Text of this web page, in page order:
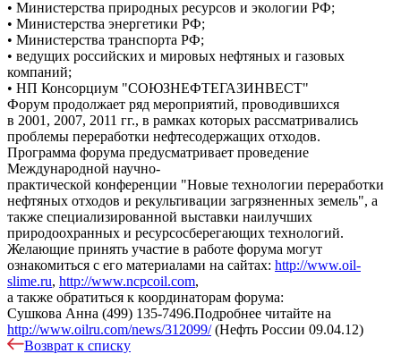
• Министерства природных ресурсов и экологии РФ;
• Министерства энергетики РФ;
• Министерства транспорта РФ;
• ведущих российских и мировых нефтяных и газовых
компаний;
• НП Консорциум "СОЮЗНЕФТЕГАЗИНВЕСТ"
Форум продолжает ряд мероприятий, проводившихся
в 2001, 2007, 2011 гг., в рамках которых рассматривались
проблемы переработки нефтесодержащих отходов.
Программа форума предусматривает проведение
Международной научно-
практической конференции "Новые технологии переработки
нефтяных отходов и рекультивации загрязненных земель", а
также специализированной выставки наилучших
природоохранных и ресурсосберегающих технологий.
Желающие принять участие в работе форума могут
ознакомиться с его материалами на сайтах: http://www.oil-
slime.ru, http://www.ncpcoil.com,
а также обратиться к координаторам форума:
Сушкова Анна (499) 135-7496.Подробнее читайте на
http://www.oilru.com/news/312099/(Нефть России 09.04.12)
Возврат к списку